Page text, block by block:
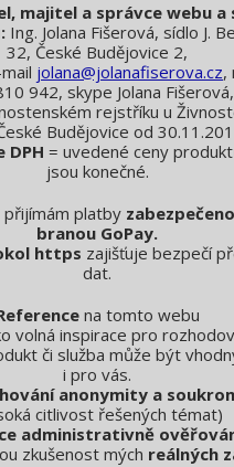
majitel a správce webu a
Ing. Jolana Fišerová, sídlo J.
32, České Budějovice 2,
jolana@jolanafiserova.cz,
942, skype Jolana Fišerová,
rejstříku u
Budějovice od
DPH = uvedené ceny
jsou konečné.
přijímám platby
branou GoPay.
https zajišťuje bezpečí
dat.
na tomto webu
volná inspirace pro
či služba může být
i pro vás.
anonymity a
citlivost řešených témat)
administrativně
zkušenost mých reálných